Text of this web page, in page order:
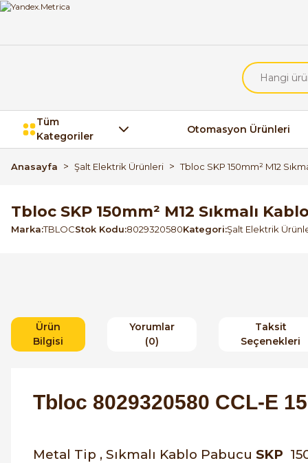
Tüm
Kategoriler
Otomasyon Ürünleri
Anasayfa Şalt Elektrik Ürünleri Tbloc SKP 150mm² M12
Tbloc SKP 150mm² M12 Sıkmalı
Marka TBLOCStok Kodu 8029320580Kategori Şalt Elektrik
Ürün
Bilgisi
Yorumlar
(0)
Taksit
Seçenekleri
Tbloc 8029320580 CCL-E
Metal Tip , Sıkmalı Kablo Pabucu SKP